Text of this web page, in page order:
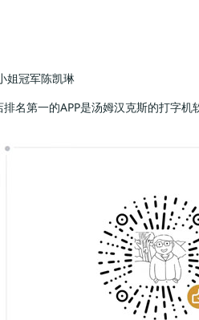
姐冠军陈凯琳
名第一的APP是汤姆汉克斯的打字机